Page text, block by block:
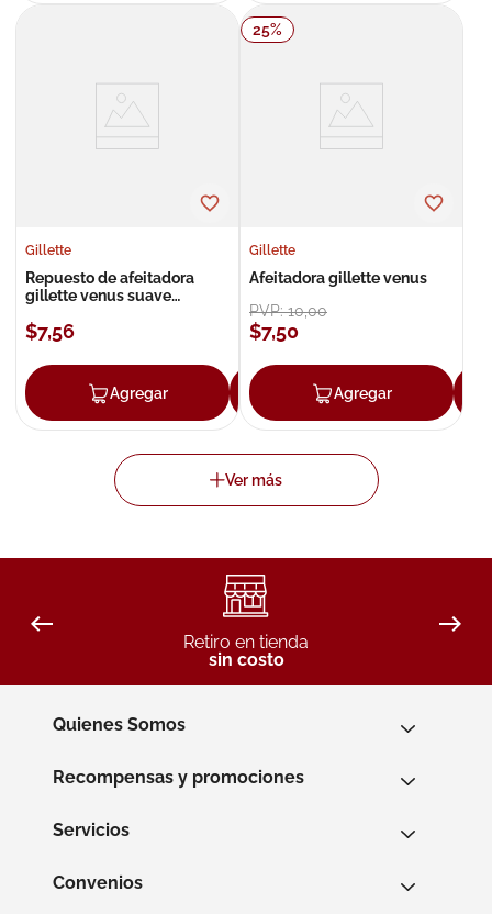
Gillette
Repuesto de afeitadora
gillette venus suave
$7,56
Agregar Agregar
25%
Gillette
Afeitadora gillette venus
PVP:10,00
$7,50
Agregar
Retiro en tienda
sin costo
Quienes Somos
Recompensas y promociones
Servicios
Convenios